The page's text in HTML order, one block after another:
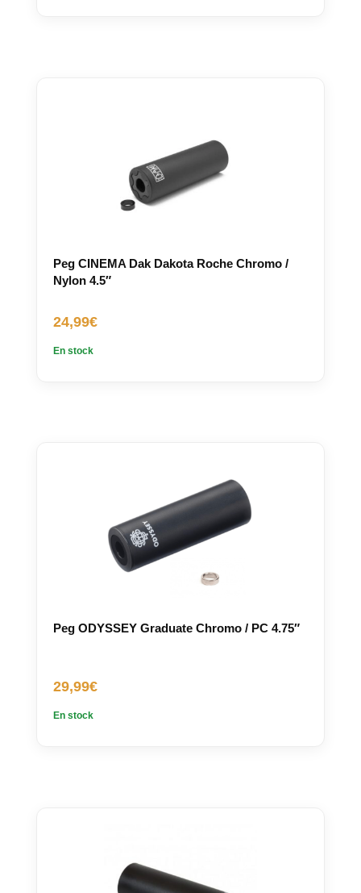
Peg CINEMA Dak Dakota Roche Chromo /
Nylon 4.5″
24,99€
En stock
Peg ODYSSEY Graduate Chromo / PC 4.75″
29,99€
En stock